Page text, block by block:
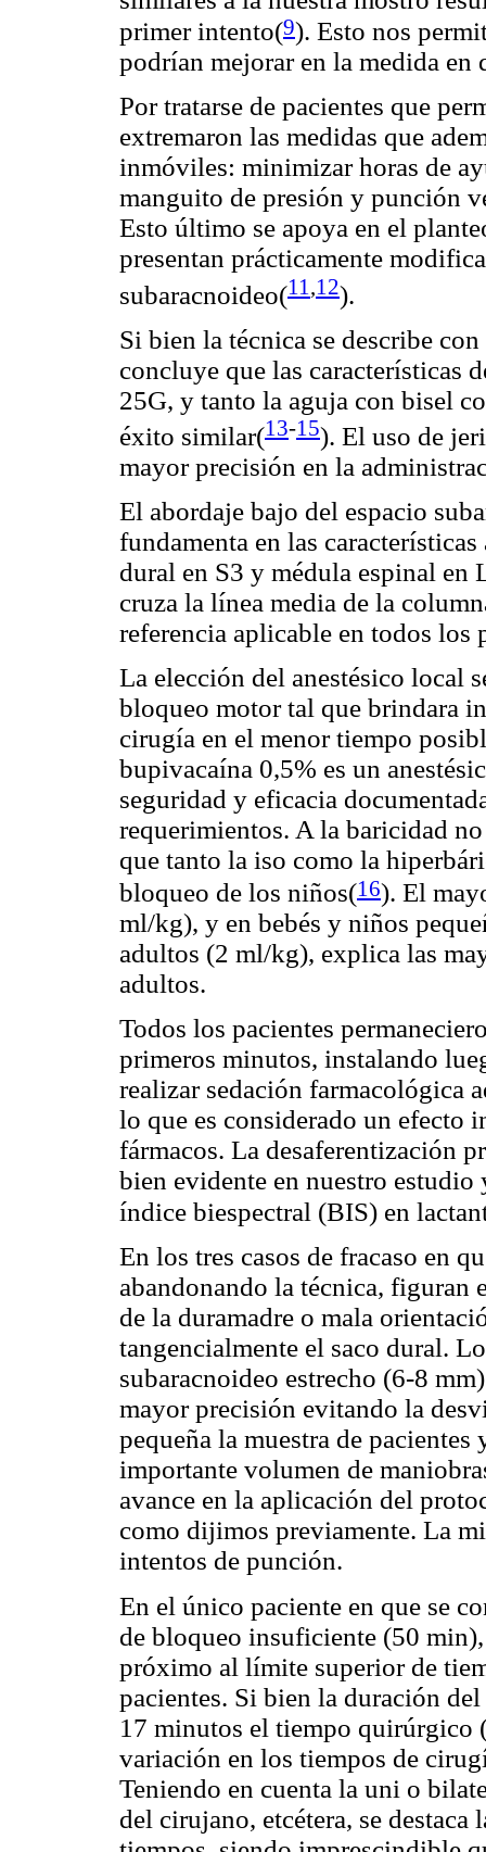
primer intento(9). Esto nos
podrían mejorar en la medida en
Por tratarse de pacientes que
extremaron las medidas que
inmóviles: minimizar horas de
manguito de presión y punción
Esto último se apoya en el
presentan prácticamente
subaracnoideo(11 ,12).
Si bien la técnica se describe
concluye que las características
25G, y tanto la aguja con bisel
éxito similar(13-15). El uso de
mayor precisión en la
El abordaje bajo del espacio
fundamenta en las
dural en S3 y médula espinal en
cruza la línea media de la
referencia aplicable en todos
La elección del anestésico local
bloqueo motor tal que brindara
cirugía en el menor tiempo
bupivacaína 0,5% es un
seguridad y eficacia
requerimientos. A la baricidad
que tanto la iso como la
bloqueo de los niños(16). El
ml/kg), y en bebés y niños
adultos (2 ml/kg), explica las
adultos.
Todos los pacientes
primeros minutos, instalando
realizar sedación farmacológica
lo que es considerado un efecto
fármacos. La desaferentización
bien evidente en nuestro
índice biespectral (BIS) en
En los tres casos de fracaso en
abandonando la técnica, figuran
de la duramadre o mala
tangencialmente el saco dural.
subaracnoideo estrecho (6-8
mayor precisión evitando la
pequeña la muestra de
importante volumen de
avance en la aplicación del
como dijimos previamente. La
intentos de punción.
En el único paciente en que se
de bloqueo insuficiente (50
próximo al límite superior de
pacientes. Si bien la duración
17 minutos el tiempo quirúrgico
variación en los tiempos de
Teniendo en cuenta la uni o
del cirujano, etcétera, se destaca